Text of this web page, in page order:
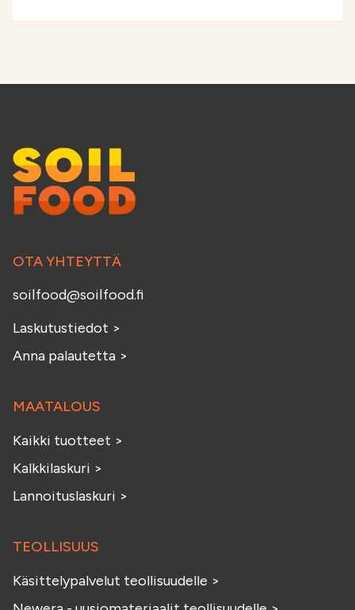
OTA YHTEYTTÄ
soilfood@soilfood.fi
Laskutustiedot >
Anna palautetta >
MAATALOUS
Kaikki tuotteet >
Kalkkilaskuri >
Lannoituslaskuri >
TEOLLISUUS
Käsittelypalvelut teollisuudelle >